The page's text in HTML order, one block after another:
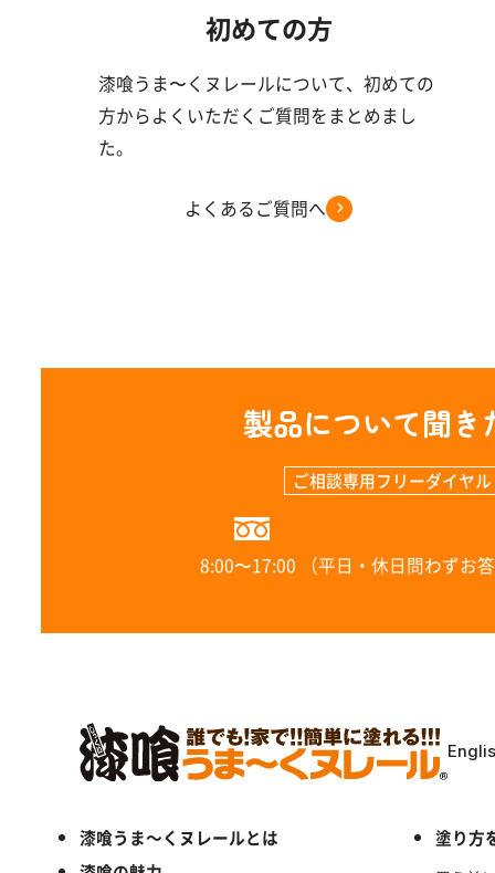
初めての方
漆喰うま〜くヌレールについて、初めての
方からよくいただくご質問をまとめまし
た。
よくあるご質問へ
製品について聞き
ご相談専用フリーダイヤル
8:00〜17:00 （平日・休日問わずお
漆喰うま～くヌレールとは
塗り方